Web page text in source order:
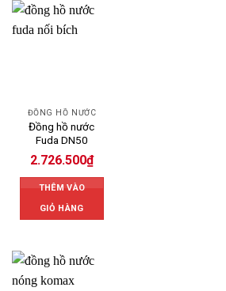
ĐỒNG HỒ NƯỚC
Đồng hồ nước
Fuda DN50
2.726.500₫
THÊM VÀO
GIỎ HÀNG